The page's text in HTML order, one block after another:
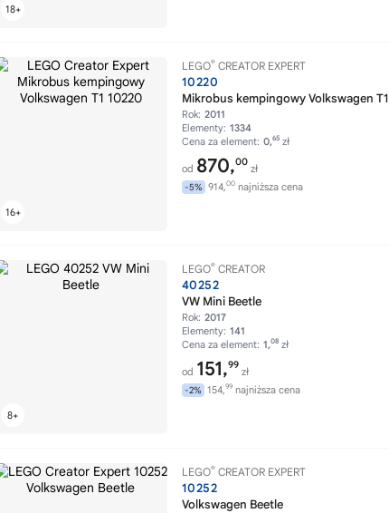
LEGO® CREATOR EXPERT
10220
Mikrobus kempingowy Volkswagen T1
Rok: 2011
Elementy: 1334
Cena za element: 0,65 zł
od 870,00
zł
-5% 914,00 najniższa cena
LEGO® CREATOR
40252
VW Mini Beetle
Rok: 2017
Elementy: 141
Cena za element: 1,08 zł
od 151,99
zł
-2% 154,99 najniższa cena
LEGO® CREATOR EXPERT
10252
Volkswagen Beetle